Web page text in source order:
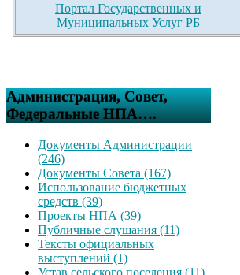
Портал Государственных и
Муниципальных Услуг РБ
Администрация, Совет,
Федеральные НПА….
Документы Администрации
(246)
Документы Совета (167)
Использование бюджетных
средств (39)
Проекты НПА (39)
Публичные слушания (11)
Тексты официальных
выступлений (1)
Устав сельского поселения (11)